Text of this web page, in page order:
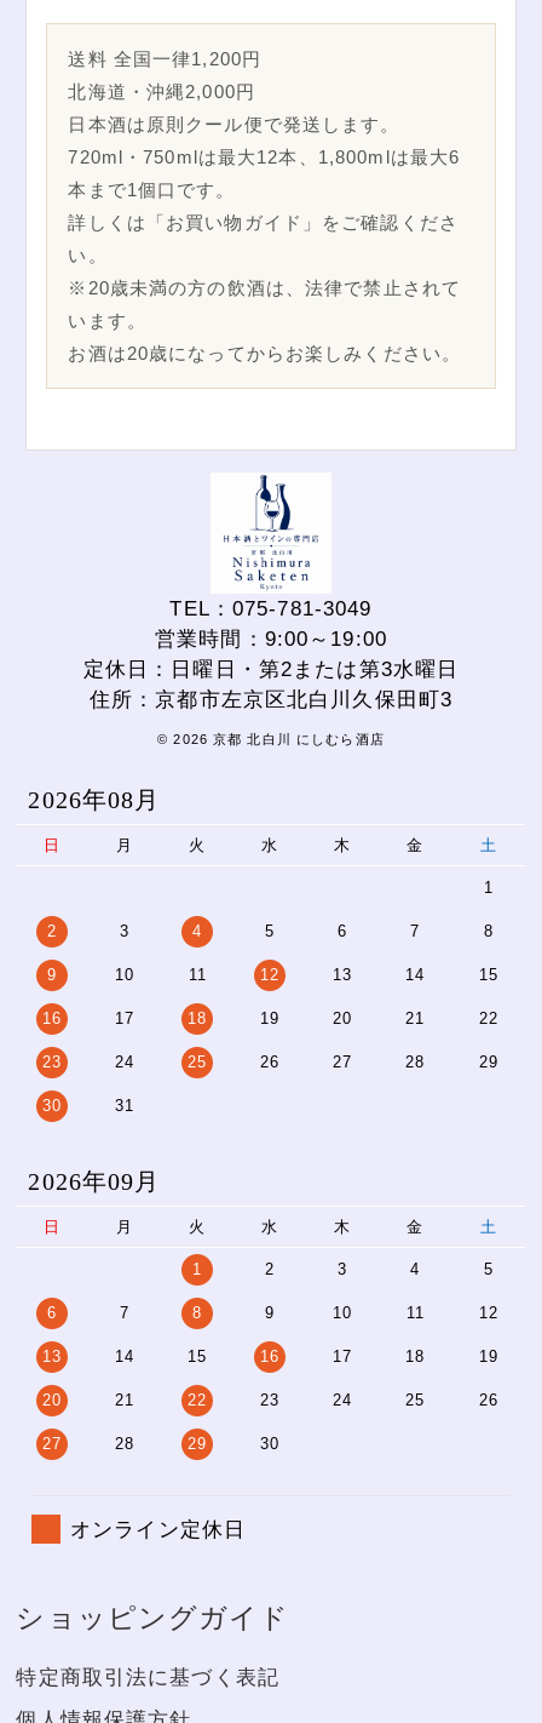
送料 全国一律1,200円
北海道・沖縄2,000円
日本酒は原則クール便で発送します。
720ml・750mlは最大12本、1,800mlは最大6
本まで1個口です。
詳しくは「お買い物ガイド」をご確認くださ
い。
※20歳未満の方の飲酒は、法律で禁止されて
います。
お酒は20歳になってからお楽しみください。
TEL：075-781-3049
営業時間：9:00～19:00
定休日：日曜日・第2または第3水曜日
住所：京都市左京区北白川久保田町3
© 2026 京都 北白川 にしむら酒店
2026年08月
日 月 火 水 木 金 土
1
2 3 4 5 6 7 8
9 10 11 12 13 14 15
16 17 18 19 20 21 22
23 24 25 26 27 28 29
30 31
2026年09月
日 月 火 水 木 金 土
1 2 3 4 5
6 7 8 9 10 11 12
13 14 15 16 17 18 19
20 21 22 23 24 25 26
27 28 29 30
オンライン定休日
ショッピングガイド
特定商取引法に基づく表記